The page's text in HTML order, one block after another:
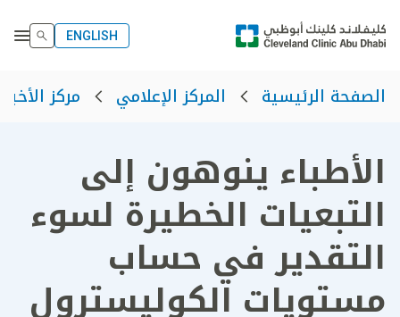
ENGLISH
الصفحة الرئيسية المركز الإعلامي مركز الأخبار
الأطباء ينوهون إلى
التبعيات الخطيرة لسوء
التقدير في حساب
مستويات الكوليسترول